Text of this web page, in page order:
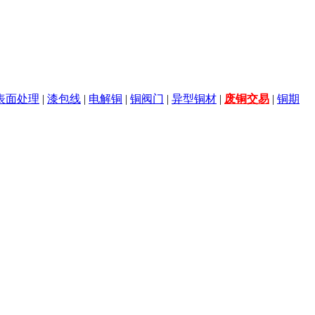
面处理 | 漆包线 | 电解铜 | 铜阀门 | 异型铜材 | 废铜交易 | 铜期